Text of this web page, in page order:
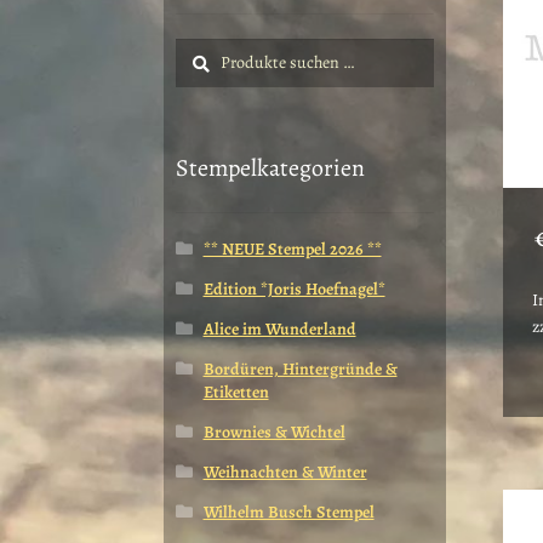
Suche
nach:
Suchen
Stempelkategorien
** NEUE Stempel 2026 **
Edition *Joris Hoefnagel*
Alice im Wunderland
Bordüren, Hintergründe &
Etiketten
Brownies & Wichtel
Weihnachten & Winter
Wilhelm Busch Stempel